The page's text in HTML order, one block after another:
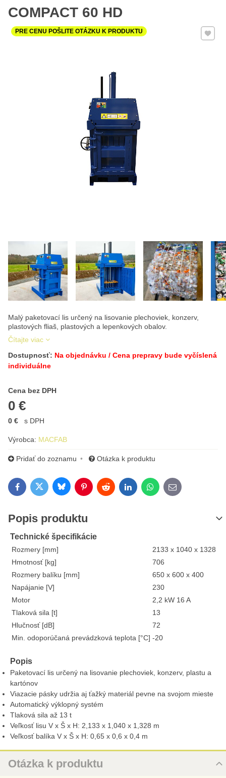
COMPACT 60 HD
Malý paketovací lis určený na lisovanie plechoviek, konzerv,
plastových fliaš, plastových a lepenkových obalov.
Čítajte viac
Pridať
PRE CENU POŠLITE OTÁZKU K PRODUKTU
Dostupnosť: Na objednávku / Cena prepravy bude vyčíslená
individuálne
Cena bez DPH
0 €
Cena s DPH
0 € s DPH
Výrobca: MACFAB
Pridať do zoznamu Otázka k produktu
FacebookTwitterBlueskyPinterestRedditLinkedInWhatsApp
E-mail
Popis produktu
Technické špecifikácie
Rozmery [mm]
2133 x 1040 x 1328
Hmotnosť [kg]
706
Rozmery balíku [mm]
650 x 600 x 400
Napájanie [V]
230
Motor
2,2 kW 16 A
Tlaková sila [t]
13
Hlučnosť [dB]
72
Min. odoporúčaná prevádzková teplota [°C] -20
Popis
Paketovací lis určený na lisovanie plechoviek, konzerv, plastu a
kartónov
Viazacie pásky udržia aj ťažký materiál pevne na svojom mieste
Automatický výklopný systém
Tlaková sila až 13 t
Veľkosť lisu V x Š x H: 2,133 x 1,040 x 1,328 m
Veľkosť balíka V x Š x H: 0,65 x 0,6 x 0,4 m
Otázka k produktu